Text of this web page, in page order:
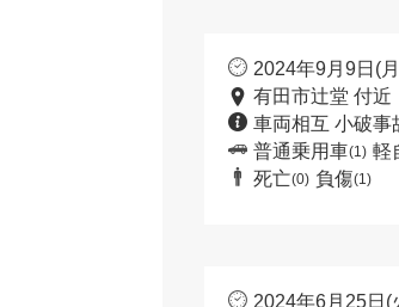
2024年9月9日(
有田市辻堂 付近
車両相互 小破事
普通乗用車(1) 軽
死亡(0) 負傷(1)
2024年6月25日(